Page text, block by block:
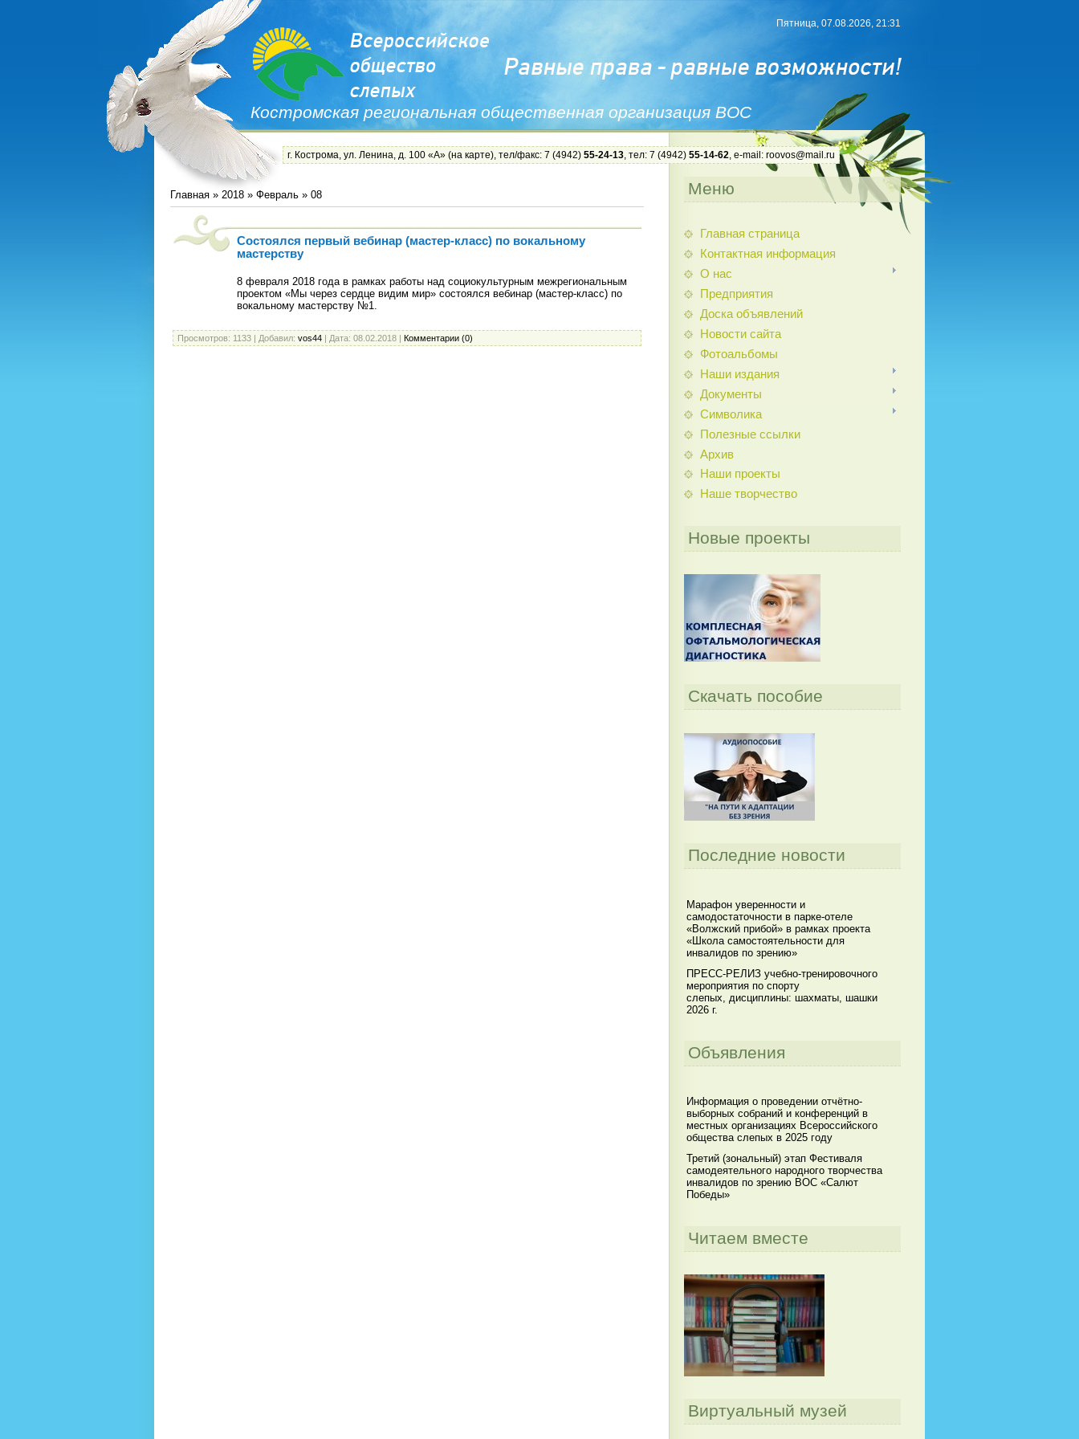
Костромская региональная общественная организация ВОС
Пятница, 07.08.2026, 21:31
г. Кострома, ул. Ленина, д. 100 «А» (на карте), тел/факс: 7 (4942) 55-24-13, тел: 7 (4942) 55-14-62, e-mail: roovos@mail.ru
Главная » 2018 » Февраль » 08
Состоялся первый вебинар (мастер-класс) по вокальному
мастерству
8 февраля 2018 года в рамках работы над социокультурным межрегиональным
проектом «Мы через сердце видим мир» состоялся вебинар (мастер-класс) по
вокальному мастерству №1.
Просмотров: 1133 | Добавил: vos44 | Дата: 08.02.2018 | Комментарии (0)
Меню
Главная страница
Контактная информация
О нас
Предприятия
Доска объявлений
Новости сайта
Фотоальбомы
Наши издания
Документы
Символика
Полезные ссылки
Архив
Наши проекты
Наше творчество
Новые проекты
Скачать пособие
Последние новости
Марафон уверенности и
самодостаточности в парке-отеле
«Волжский прибой» в рамках проекта
«Школа самостоятельности для
инвалидов по зрению»
ПРЕСС-РЕЛИЗ учебно-тренировочного
мероприятия по спорту
слепых, дисциплины: шахматы, шашки
2026 г.
Объявления
Информация о проведении отчётно-
выборных собраний и конференций в
местных организациях Всероссийского
общества слепых в 2025 году
Третий (зональный) этап Фестиваля
самодеятельного народного творчества
инвалидов по зрению ВОС «Салют
Победы»
Читаем вместе
Виртуальный музей